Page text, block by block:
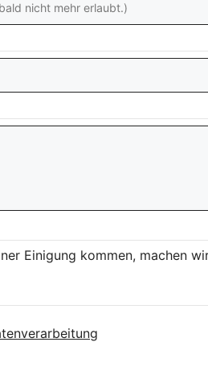
Einigung kommen, machen